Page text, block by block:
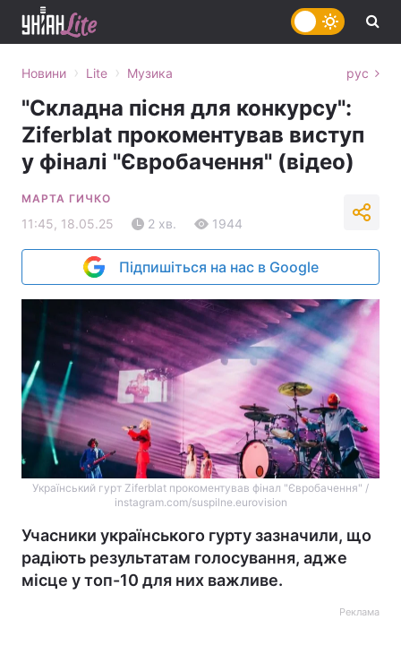
Новини › Lite › Музика рус
"Складна пісня для конкурсу":
Ziferblat прокоментував виступ
у фіналі "Євробачення" (відео)
МАРТА ГИЧКО
11:45, 18.05.25 2 хв. 1944
Підпишіться на нас в Google
Український гурт Ziferblat прокоментував фінал "Євробачення" /
instagram.com/suspilne.eurovision
Учасники українського гурту зазначили, що
радіють результатам голосування, адже
місце у топ-10 для них важливе.
Реклама